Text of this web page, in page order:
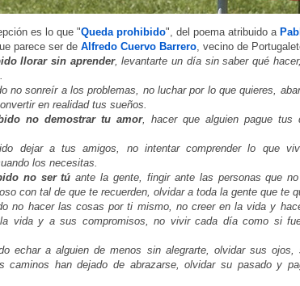
es lo que "Queda prohibido", del poema atribuido a
parece ser de Alfredo Cuervo Barrero , vecino de
llorar sin aprender, levantarte un día sin saber qué
no sonreír a los problemas, no luchar por lo que quieres,
en realidad tus sueños.
no demostrar tu amor, hacer que alguien pague tus
dejar a tus amigos, no intentar comprender lo que
los necesitas.
no ser tú ante la gente, fingir ante las personas que no
con tal de que te recuerden, olvidar a toda la gente que te
no hacer las cosas por ti mismo, no creer en la vida y
vida y a sus compromisos, no vivir cada día como si
echar a alguien de menos sin alegrarte, olvidar sus ojos,
caminos han dejado de abrazarse, olvidar su pasado y